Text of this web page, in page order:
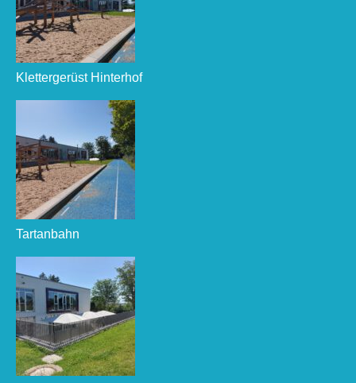
Klettergerüst Hinterhof
Tartanbahn